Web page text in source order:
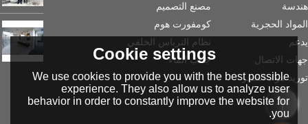
هندسة
المواد الحجرية
يدعم
جهات الاتصال
توريد مواد الحجر
مصنع التصميم
كومفورت هوم
نظام الترباس الخلفي
جانب الماء
Cookie settings
We use cookies to provide you with the best possible
experience. They also allow us to analyze user
behavior in order to constantly improve the website for
you.